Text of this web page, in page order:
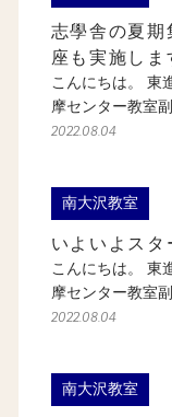
志學舎の夏期
座も実施しま
こんにちは。 東
摩センター教室
2022.08.04
南大沢教室
いよいよスタ
こんにちは。 東
摩センター教室
2022.08.04
南大沢教室